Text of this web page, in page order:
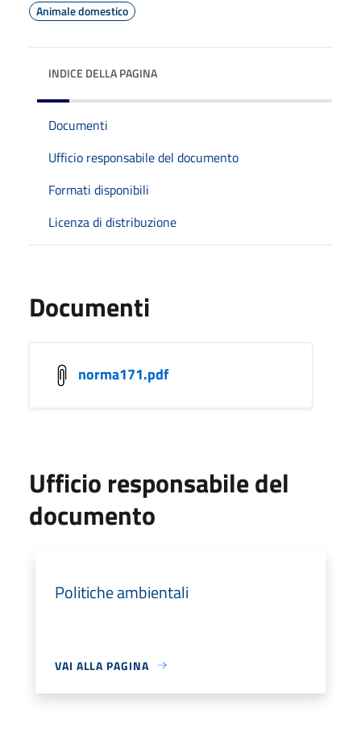
Animale domestico
INDICE DELLA PAGINA
Documenti
Ufficio responsabile del documento
Formati disponibili
Licenza di distribuzione
Documenti
norma171.pdf
Ufficio responsabile del
documento
Politiche ambientali
VAI ALLA PAGINA